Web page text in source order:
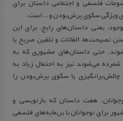
ویژگی سکوی پرش‌بودن و … است.
یعنی داستان‌های رایج، برای این
نصیحت‌ها، القائات و تلقین صریح یا
حتی داستان‌های مشهوری که به
می‌شوند نیز به احتمال زیاد به
یا سکوی پرش‌بودن را
هفت داستان که بازنویسی و
برای نوجوانان با بن‌مایه‌های فلسفی